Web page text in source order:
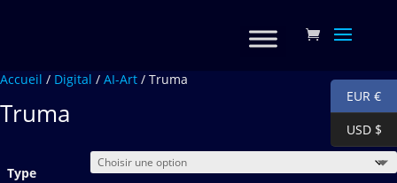
Accueil / Digital / AI-Art / Truma
Truma
Type
EUR €
USD $